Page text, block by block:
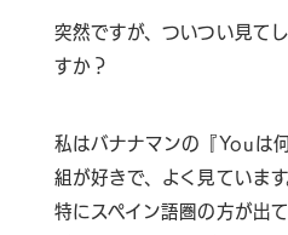
TEL 06-
突然ですが、ついつい見て
すか？
私はバナナマンの『Youは
組が好きで、よく見ています
特にスペイン語圏の方が出